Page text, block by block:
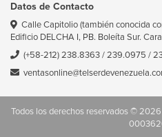
Datos de Contacto
Calle Capitolio (también conocida
Edificio DELCHA I, PB. Boleíta Sur.
(+58-212) 238.8363/239.0975 /
Todos los derechos reservados © 2026